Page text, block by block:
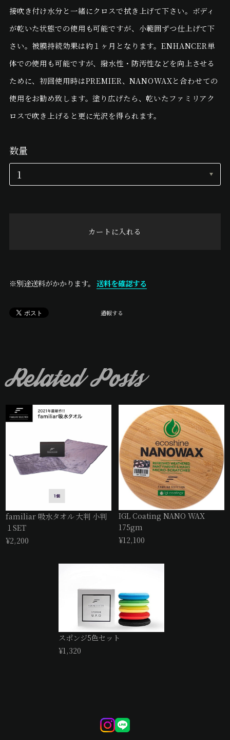
接吹き付け水分と一緒にクロスで拭き上げて下さい。ボディ
が乾いた状態での使用も可能ですが、小範囲ずつ仕上げて下
さい。被膜持続効果は約１ヶ月となります。ENHANCER単
体での使用も可能ですが、撥水性・防汚性などを向上させる
ために、初回使用時はPREMIER、NANOWAXと合わせての
使用をお勧め致します。塗り広げたら、乾いたファミリアク
ロスで吹き上げると更に光沢を得られます。
数量
カートに入れる
※別途送料がかかります。 送料を確認する
通報する
familiar 吸水タオル 大判 小判
１SET
¥2,200
IGL Coating NANO WAX
175gm
¥12,100
スポンジ5色セット
¥1,320